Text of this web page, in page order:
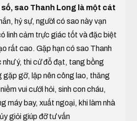
sao Thanh Long là một cát
hỷ sự, người có sao này vạn
linh cảm trực giác tốt và đặc biệt
rất cao. Gặp hạn có sao Thanh
như ý, thi cử đỗ đạt, tang bồng
gặp gỡ, lập nên công lao, thăng
vui cưới hỏi, sinh con cháu,
máy bay, xuất ngoại, khi làm nhà
giỏi giúp đỡ tư vấn